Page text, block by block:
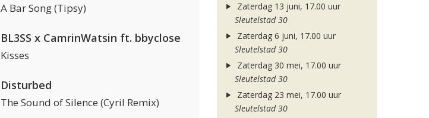
A Bar Song (Tipsy)
BL3SS x CamrinWatsin ft. bbyclose
Kisses
Disturbed
The Sound of Silence (Cyril Remix)
Zaterdag 13 juni, 17.00 uur
Sleutelstad 30
Zaterdag 6 juni, 17.00 uur
Sleutelstad 30
Zaterdag 30 mei, 17.00 uur
Sleutelstad 30
Zaterdag 23 mei, 17.00 uur
Sleutelstad 30